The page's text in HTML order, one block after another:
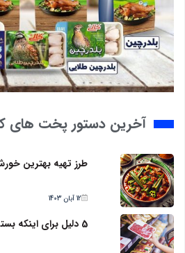
آخرین دستور پخت های
طرز تهیه بهترین
12 آبان 1403
5 دلیل برای اینکه بسته بندی گوشت مهم است